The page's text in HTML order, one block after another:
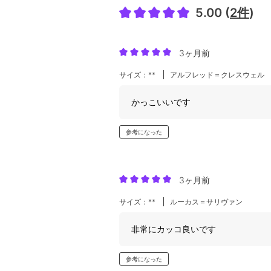
5.00 (2件)
3ヶ月前
サイズ：** アルフレッド＝クレスウェル
かっこいいです
参考になった
3ヶ月前
サイズ：** ルーカス＝サリヴァン
非常にカッコ良いです
参考になった